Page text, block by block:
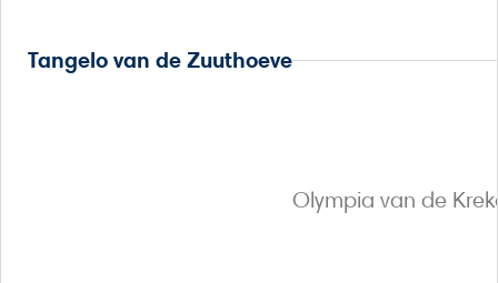
Tangelo van de Zuuthoeve
Olympia van de